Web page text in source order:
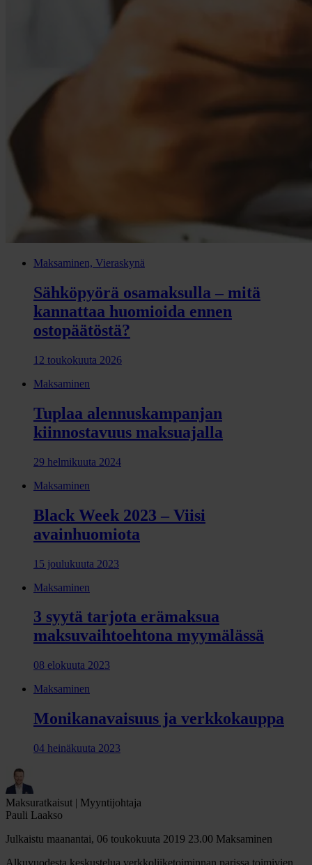
Maksaminen, Vieraskynä
Sähköpyörä osamaksulla – mitä
kannattaa huomioida ennen
ostopäätöstä?
12 toukokuuta 2026
Maksaminen
Tuplaa alennuskampanjan
kiinnostavuus maksuajalla
29 helmikuuta 2024
Maksaminen
Black Week 2023 – Viisi
avainhuomiota
15 joulukuuta 2023
Maksaminen
3 syytä tarjota erämaksua
maksuvaihtoehtona myymälässä
08 elokuuta 2023
Maksaminen
Monikanavaisuus ja verkkokauppa
04 heinäkuuta 2023
Maksuratkaisut | Myyntijohtaja
Pauli Laakso
Julkaistu maanantai, 06 toukokuuta 2019 23.00 Maksaminen